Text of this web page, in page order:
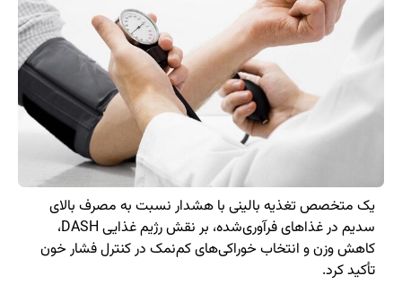
یک متخصص تغذیه بالینی با هشدار نسبت به مصرف بالای
سدیم در غذاهای فرآوری‌شده، بر نقش رژیم غذایی DASH،
کاهش وزن و انتخاب خوراکی‌های کم‌نمک در کنترل فشار خون
تأکید کرد.